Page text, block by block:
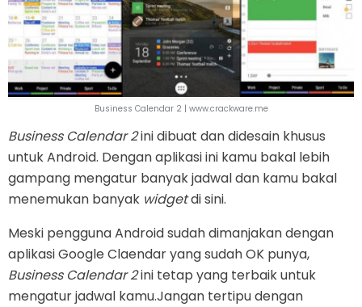
Business Calendar 2 | www.crackware.me
Business Calendar 2ini dibuat dan didesain khusus
untuk Android. Dengan aplikasi ini kamu bakal lebih
gampang mengatur banyak jadwal dan kamu bakal
menemukan banyak widgetdi sini.
Meski pengguna Android sudah dimanjakan dengan
aplikasi Google Claendar yang sudah OK punya,
Business Calendar 2ini tetap yang terbaik untuk
mengatur jadwal kamu.Jangan tertipu dengan